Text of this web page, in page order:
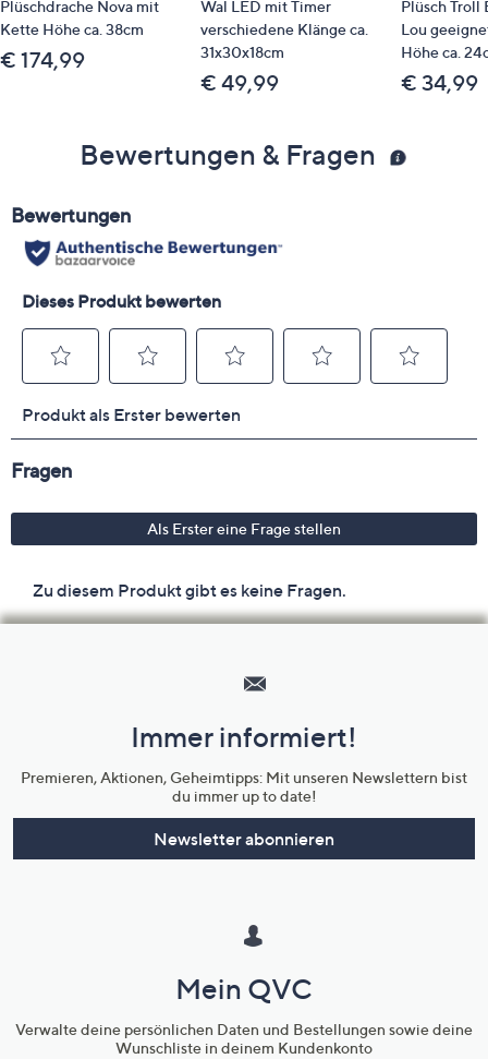
Plüschdrache Nova mit
Kette Höhe ca. 38cm
€ 174,99
Wal LED mit Timer
verschiedene Klänge ca.
31x30x18cm
€ 49,99
Plüsch Troll
Lou
Höhe ca.
€ 34,99
Bewertungen & Fragen
Unternehmensinformationen
Immer informiert!
Premieren, Aktionen, Geheimtipps: Mit unseren Newslettern bist
du immer up to date!
Newsletter abonnieren
Mein QVC
Verwalte deine persönlichen Daten und Bestellungen sowie deine
Wunschliste in deinem Kundenkonto